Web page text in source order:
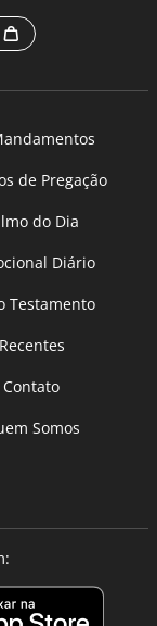
de Pregação
do Dia
Diário
Testamento
Recentes
Contato
Somos